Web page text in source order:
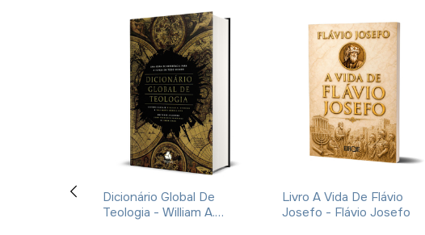
Dicionário Global De
Teologia - William A.
Livro A Vida De Flávio
Josefo - Flávio Josefo